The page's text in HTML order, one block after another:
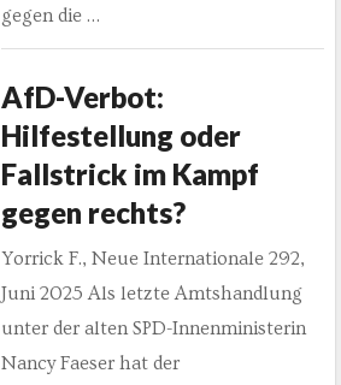
gegen die …
AfD-Verbot:
Hilfestellung oder
Fallstrick im Kampf
gegen rechts?
Yorrick F., Neue Internationale 292,
Juni 2025 Als letzte Amtshandlung
unter der alten SPD-Innenministerin
Nancy Faeser hat der